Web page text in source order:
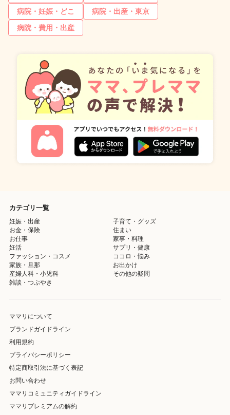
病院・妊娠・どこ
病院・出産・東京
病院・費用・出産
カテゴリ一覧
妊娠・出産
子育て・グッズ
お金・保険
住まい
お仕事
家事・料理
妊活
サプリ・健康
ファッション・コスメ
ココロ・悩み
家族・旦那
お出かけ
産婦人科・小児科
その他の疑問
雑談・つぶやき
ママリについて
ブランドガイドライン
利用規約
プライバシーポリシー
特定商取引法に基づく表記
お問い合わせ
ママリコミュニティガイドライン
ママリプレミアムの解約